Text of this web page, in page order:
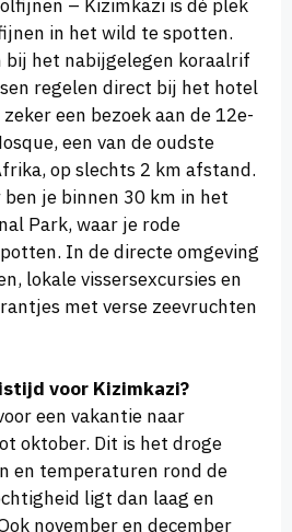
– Kizimkazi is dé plek
in het wild te spotten.
bij het nabijgelegen koraalrif
regelen direct bij het hotel
een bezoek aan de 12e-
een van de oudste
op slechts 2 km afstand.
je binnen 30 km in het
Park, waar je rode
In de directe omgeving
lokale vissersexcursies en
met verse zeevruchten
voor Kizimkazi?
een vakantie naar
oktober. Dit is het droge
en temperaturen rond de
ligt dan laag en
november en december